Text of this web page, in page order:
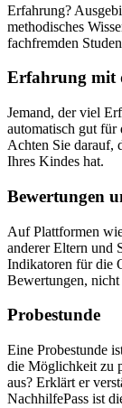
Erfahrung?
methodisches
fachfremden
Erfahrung mit
Jemand, der viel
automatisch gut
Achten Sie darauf,
Ihres Kindes hat.
Bewertungen
Auf Plattformen
anderer Eltern und
Indikatoren für die
Bewertungen, nicht
Probestunde
Eine Probestunde
die Möglichkeit zu
aus? Erklärt er
NachhilfePass ist